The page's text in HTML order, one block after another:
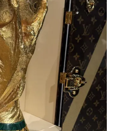
Magazine
Bạn cần biết
Liên hệ quảng cáo